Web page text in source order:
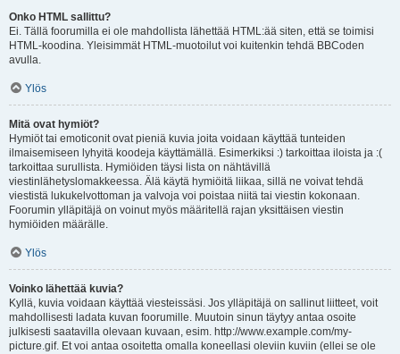
Onko HTML sallittu?
Ei. Tällä foorumilla ei ole mahdollista lähettää HTML:ää siten, että se toimisi
HTML-koodina. Yleisimmät HTML-muotoilut voi kuitenkin tehdä BBCoden
avulla.
Ylös
Mitä ovat hymiöt?
Hymiöt tai emoticonit ovat pieniä kuvia joita voidaan käyttää tunteiden
ilmaisemiseen lyhyitä koodeja käyttämällä. Esimerkiksi :) tarkoittaa iloista ja :(
tarkoittaa surullista. Hymiöiden täysi lista on nähtävillä
viestinlähetyslomakkeessa. Älä käytä hymiöitä liikaa, sillä ne voivat tehdä
viestistä lukukelvottoman ja valvoja voi poistaa niitä tai viestin kokonaan.
Foorumin ylläpitäjä on voinut myös määritellä rajan yksittäisen viestin
hymiöiden määrälle.
Ylös
Voinko lähettää kuvia?
Kyllä, kuvia voidaan käyttää viesteissäsi. Jos ylläpitäjä on sallinut liitteet, voit
mahdollisesti ladata kuvan foorumille. Muutoin sinun täytyy antaa osoite
julkisesti saatavilla olevaan kuvaan, esim. http://www.example.com/my-
picture.gif. Et voi antaa osoitetta omalla koneellasi oleviin kuviin (ellei se ole